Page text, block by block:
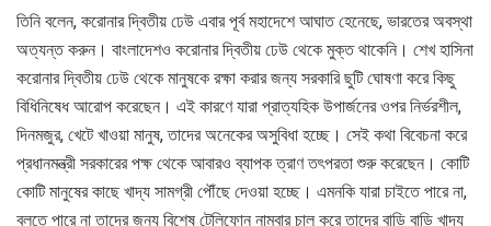
তিনি বলেন, করোনার দ্বিতীয় ঢেউ এবার পূর্ব মহাদেশে আঘাত হেনেছে, ভারতের অবস্থা
অত্যন্ত করুন। বাংলাদেশও করোনার দ্বিতীয় ঢেউ থেকে মুক্ত থাকেনি। শেখ হাসিনা
করোনার দ্বিতীয় ঢেউ থেকে মানুষকে রক্ষা করার জন্য সরকারি ছুটি ঘোষণা করে কিছু
বিধিনিষেধ আরোপ করেছেন। এই কারণে যারা প্রাত্যহিক উপার্জনের ওপর নির্ভরশীল,
দিনমজুর, খেটে খাওয়া মানুষ, তাদের অনেকের অসুবিধা হচ্ছে। সেই কথা বিবেচনা করে
প্রধানমন্ত্রী সরকারের পক্ষ থেকে আবারও ব্যাপক ত্রাণ তৎপরতা শুরু করেছেন। কোটি
কোটি মানুষের কাছে খাদ্য সামগ্রী পৌঁছে দেওয়া হচ্ছে। এমনকি যারা চাইতে পারে না,
বলতে পারে না তাদের জন্য বিশেষ টেলিফোন নাম্বার চালু করে তাদের বাড়ি বাড়ি খাদ্য